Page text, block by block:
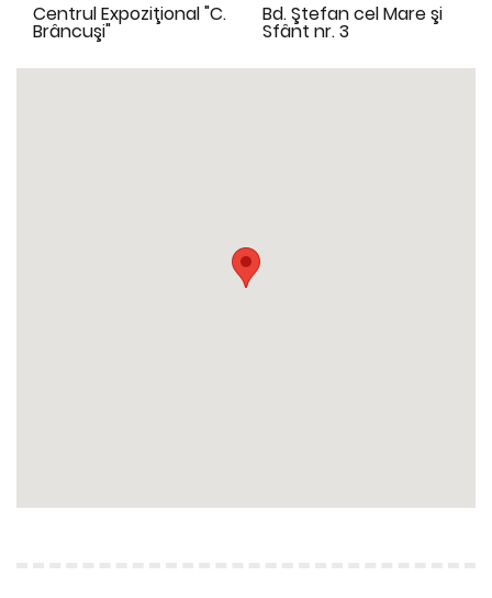
Centrul Expoziţional "C.
Brâncuşi"
Bd. Ştefan cel Mare şi
Sfânt nr. 3